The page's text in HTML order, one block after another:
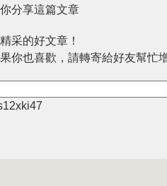
分享這篇文章
采的好文章！
你也喜歡，請轉寄給好友幫忙